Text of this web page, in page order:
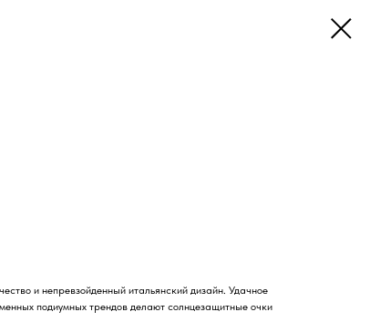
и непревзойденный итальянский дизайн. Удачное
подиумных трендов делают солнцезащитные очки